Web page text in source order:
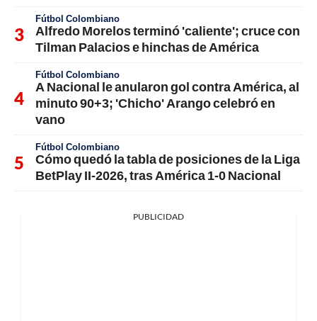
Fútbol Colombiano
Alfredo Morelos terminó 'caliente'; cruce con
Tilman Palacios e hinchas de América
Fútbol Colombiano
A Nacional le anularon gol contra América, al
minuto 90+3; 'Chicho' Arango celebró en
vano
Fútbol Colombiano
Cómo quedó la tabla de posiciones de la Liga
BetPlay II-2026, tras América 1-0 Nacional
PUBLICIDAD